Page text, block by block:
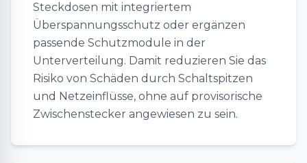
Steckdosen mit integriertem
Überspannungsschutz oder ergänzen
passende Schutzmodule in der
Unterverteilung. Damit reduzieren Sie das
Risiko von Schäden durch Schaltspitzen
und Netzeinflüsse, ohne auf provisorische
Zwischenstecker angewiesen zu sein.